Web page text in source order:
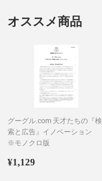
オススメ商品
グーグル.com 天才たちの『検
索と広告』イノベーション
※モノクロ版
通
¥1,129